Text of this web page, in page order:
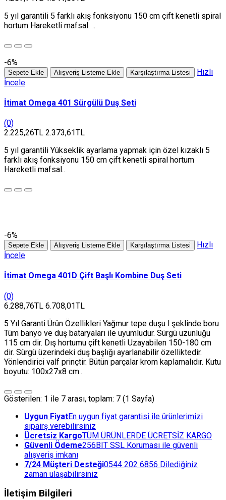
5 yıl garantili 5 farklı akış fonksiyonu 150 cm çift kenetli spiral
hortum Hareketli mafsal ..
-6%
Sepete Ekle Alışveriş Listeme Ekle Karşılaştırma Listesi
Hızlı
İncele
İtimat Omega 401 Sürgülü Duş Seti
(0)
2.225,26TL 2.373,61TL
5 yıl garantili Yükseklik ayarlama yapmak için özel kızaklı 5
farklı akış fonksiyonu 150 cm çift kenetli spiral hortum
Hareketli mafsal..
-6%
Sepete Ekle Alışveriş Listeme Ekle Karşılaştırma Listesi
Hızlı
İncele
İtimat Omega 401D Çift Başlı Kombine Duş Seti
(0)
6.288,76TL 6.708,01TL
5 Yıl Garanti Ürün Özellikleri Yağmur tepe duşu l şeklinde boru
Tüm banyo ve duş bataryaları ile uyumludur. Sürgü uzunluğu
115 cm dir. Dış hortumu çift kenetli Uzayabilen 150-180 cm
dir. Sürgü üzerindeki duş başlığı ayarlanabilir özelliktedir.
Yönlendirici valf prinçtir. Bütün parçalar krom kaplamalıdır. Kutu
boyutu: 100x27x8 cm..
Gösterilen: 1 ile 7 arası, toplam: 7 (1 Sayfa)
Uygun FiyatEn uygun fiyat garantisi ile ürünlerimizi
sipairş verebilirsiniz
Ücretsiz KargoTÜM ÜRÜNLERDE ÜCRETSİZ KARGO
Güvenli Ödeme256BIT SSL Koruması ile güvenli
alışveriş imkanı
7/24 Müşteri Desteği0544 202 6856 Dilediğiniz
zaman ulaşabilirsiniz
İletişim Bilgileri